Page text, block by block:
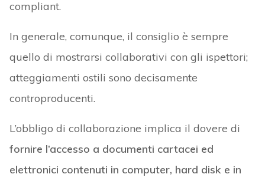
compliant.
In generale, comunque, il consiglio è sempre
quello di mostrarsi collaborativi con gli ispettori;
atteggiamenti ostili sono decisamente
controproducenti.
L’obbligo di collaborazione implica il dovere di
fornire l’accesso a documenti cartacei ed
elettronici contenuti in computer, hard disk e in